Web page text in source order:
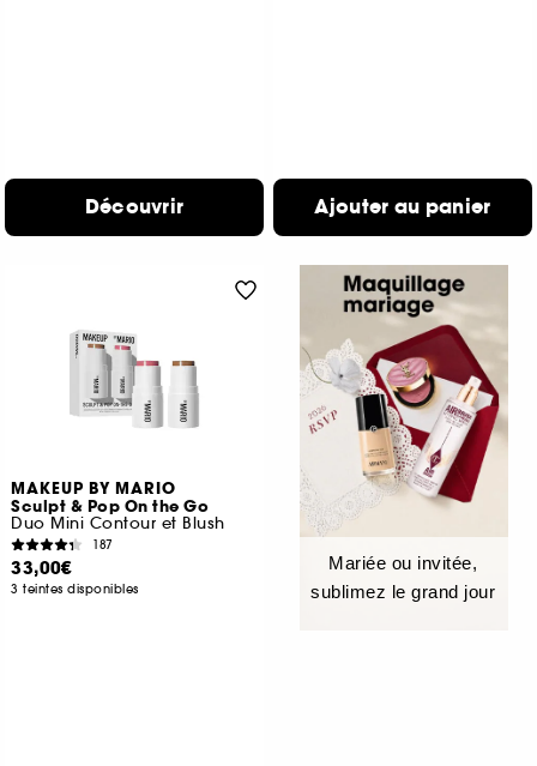
Découvrir Ajouter au panier
MAKEUP BY MARIO
Sculpt & Pop On the Go
Duo Mini Contour et Blush
187
33,00€
3 teintes disponibles
Mariée ou invitée,
sublimez le grand jour